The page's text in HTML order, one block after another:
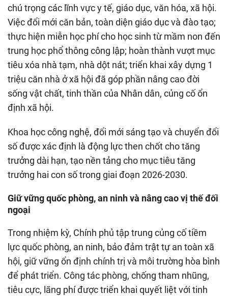
chú trọng các lĩnh vực y tế, giáo dục, văn hóa, xã hội.
Việc đổi mới căn bản, toàn diện giáo dục và đào tạo;
thực hiện miễn học phí cho học sinh từ mầm non đến
trung học phổ thông công lập; hoàn thành vượt mục
tiêu xóa nhà tạm, nhà dột nát; triển khai xây dựng 1
triệu căn nhà ở xã hội đã góp phần nâng cao đời
sống vật chất, tinh thần của Nhân dân, củng cố ổn
định xã hội.
Khoa học công nghệ, đổi mới sáng tạo và chuyển đổi
số được xác định là động lực then chốt cho tăng
trưởng dài hạn, tạo nền tảng cho mục tiêu tăng
trưởng hai con số trong giai đoạn 2026-2030.
Giữ vững quốc phòng, an ninh và nâng cao vị thế đối
ngoại
Trong nhiệm kỳ, Chính phủ tập trung củng cố tiềm
lực quốc phòng, an ninh, bảo đảm trật tự an toàn xã
hội, giữ vững ổn định chính trị và môi trường hòa bình
để phát triển. Công tác phòng, chống tham nhũng,
tiêu cực, lãng phí được triển khai quyết liệt với tinh